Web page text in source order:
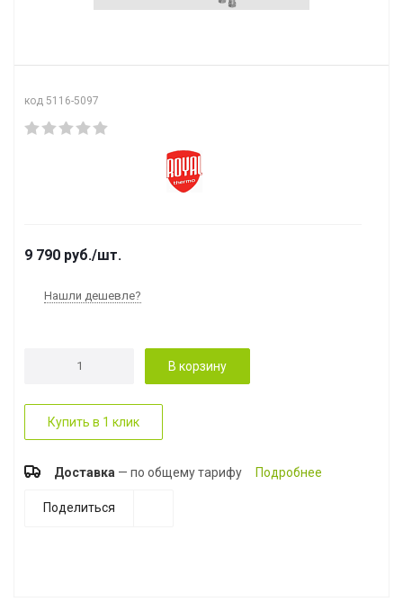
код 5116-5097
9 790 руб./шт.
Нашли дешевле?
В корзину
Купить в 1 клик
Доставка — по общему тарифу Подробнее
Поделиться